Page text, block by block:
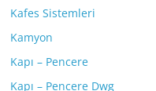
Kafes Sistemleri
Kamyon
Kapı – Pencere
Kapı – Pencere Dwg